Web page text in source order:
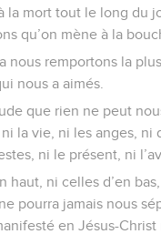
la mort tout le long du
qu’on mène à la
nous remportons la
nous a aimés.
que rien ne peut
la vie, ni les anges, ni
ni le présent, ni
haut, ni celles d’en
pourra jamais nous
en Jésus-Christ